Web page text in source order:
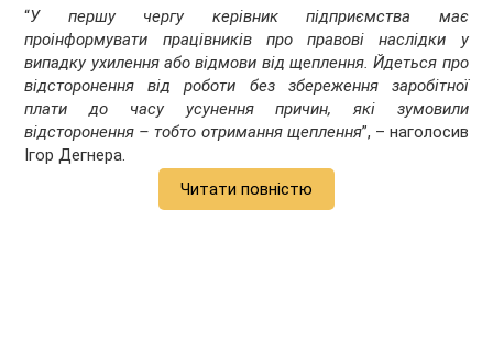
“У першу чергу керівник підприємства має
проінформувати працівників про правові наслідки у
випадку ухилення або відмови від щеплення. Йдеться про
відсторонення від роботи без збереження заробітної
плати до часу усунення причин, які зумовили
відсторонення – тобто отримання щеплення”, – наголосив
Ігор Дегнера.
Читати повністю